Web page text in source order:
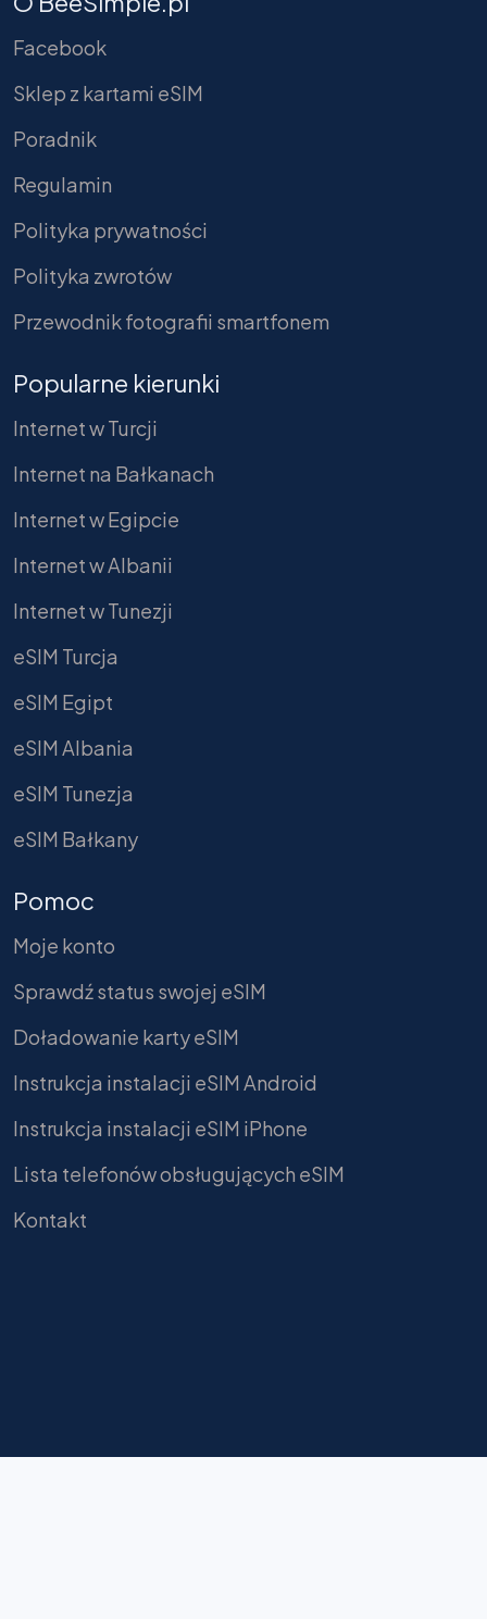
Facebook
Sklep z kartami eSIM
Poradnik
Regulamin
Polityka prywatności
Polityka zwrotów
Przewodnik fotografii smartfonem
Popularne kierunki
Internet w Turcji
Internet na Bałkanach
Internet w Egipcie
Internet w Albanii
Internet w Tunezji
eSIM Turcja
eSIM Egipt
eSIM Albania
eSIM Tunezja
eSIM Bałkany
Pomoc
Moje konto
Sprawdź status swojej eSIM
Doładowanie karty eSIM
Instrukcja instalacji eSIM Android
Instrukcja instalacji eSIM iPhone
Lista telefonów obsługujących eSIM
Kontakt